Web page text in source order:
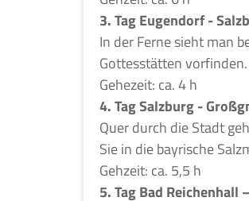
3. Tag Eugendorf -
In der Ferne sieht man
Gottesstätten
Gehezeit: ca. 4 h
4. Tag Salzburg -
Quer durch die Stadt
Sie in die bayrische
Gehzeit: ca. 5,5 h
5. Tag Bad Reichenhall